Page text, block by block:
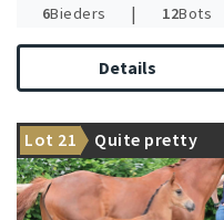
6Bieders | 12Bots
Details
Lot 21 Quite pretty
Skyline to B delivers!